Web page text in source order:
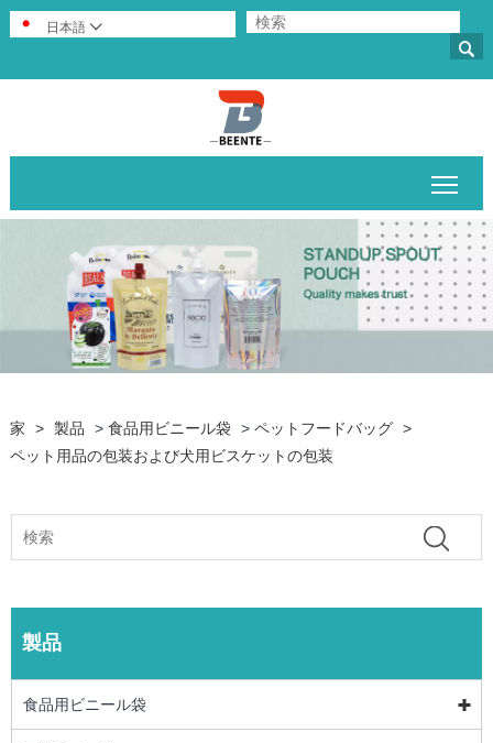

日本語 
家 > 製品 > 食品用ビニール袋 > ペットフードバッグ >
ペット用品の包装および犬用ビスケットの包装
製品
食品用ビニール袋